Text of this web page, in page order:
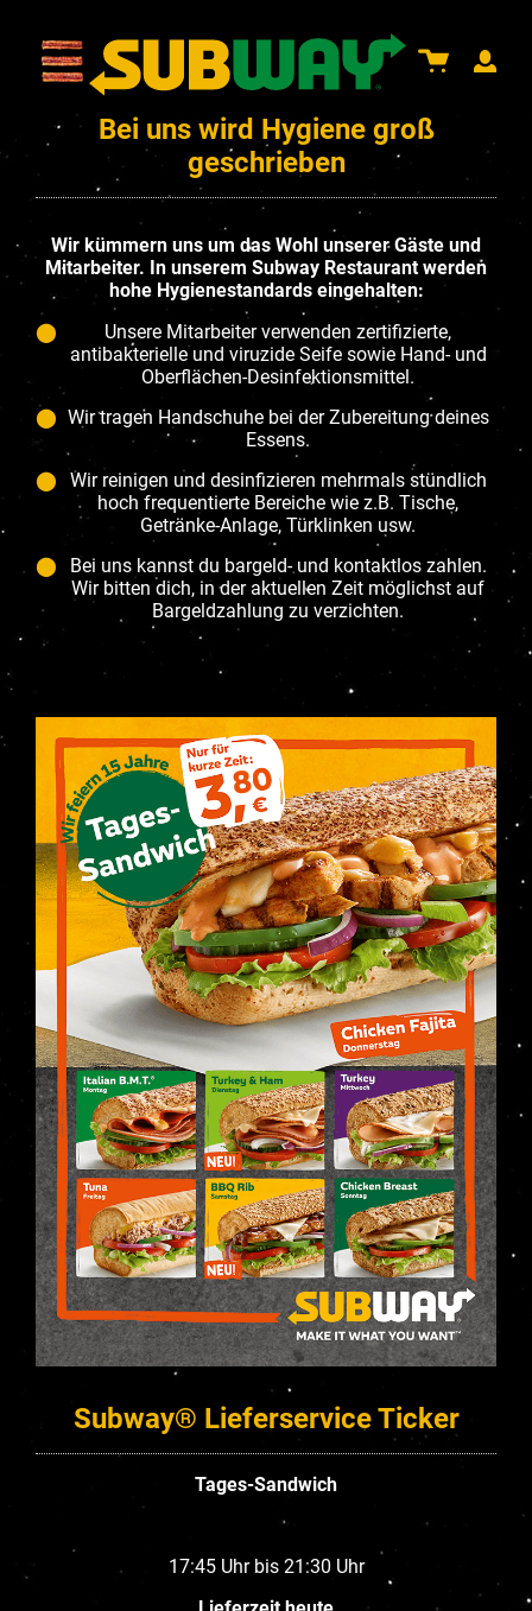
Bei uns wird Hygiene groß
geschrieben
Wir kümmern uns um das Wohl unserer Gäste und
Mitarbeiter. In unserem Subway Restaurant werden
hohe Hygienestandards eingehalten:
Unsere Mitarbeiter verwenden zertifizierte,
antibakterielle und viruzide Seife sowie Hand- und
Oberflächen-Desinfektionsmittel.
Wir tragen Handschuhe bei der Zubereitung deines
Essens.
Wir reinigen und desinfizieren mehrmals stündlich
hoch frequentierte Bereiche wie z.B. Tische,
Getränke-Anlage, Türklinken usw.
Bei uns kannst du bargeld- und kontaktlos zahlen.
Wir bitten dich, in der aktuellen Zeit möglichst auf
Bargeldzahlung zu verzichten.
Subway® Lieferservice Ticker
Tages-Sandwich
17:45 Uhr bis 21:30 Uhr